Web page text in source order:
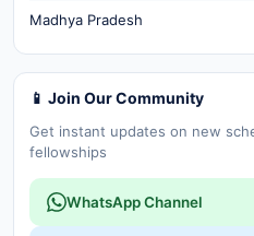
Madhya Pradesh
📱 Join Our Community
Get instant updates on new
fellowships
WhatsApp Channel